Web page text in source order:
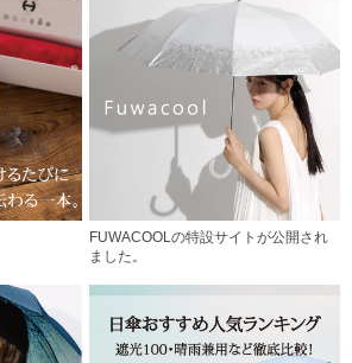
FUWACOOLの特設サイトが公開され
ました。